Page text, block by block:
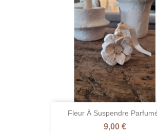
Fleur À Suspendre
Prix
9,00 €